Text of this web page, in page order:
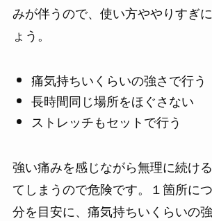
みが伴うので、使い方ややりすぎ
ょう。
痛気持ちいくらいの強さで行う
長時間同じ場所をほぐさない
ストレッチもセットで行う
強い痛みを感じながら無理に続け
てしまうので危険です。１箇所に
分を目安に、痛気持ちいくらいの